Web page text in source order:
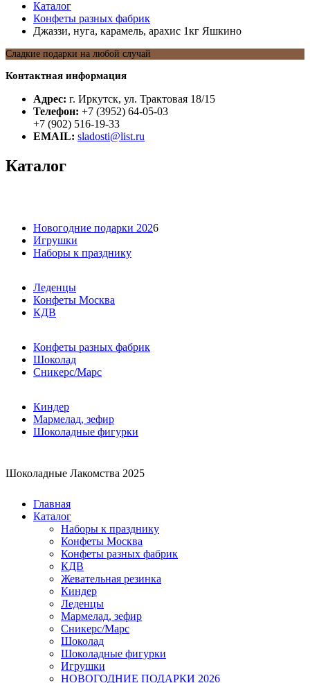
Каталог
Конфеты разных фабрик
Джаззи, нуга, карамель, арахис 1кг Яшкино
Сладкие подарки на любой случай
Контактная информация
Адрес: г. Иркутск, ул. Трактовая 18/15
Телефон: +7 (3952) 64-05-03
+7 (902) 516-19-33
EMAIL: sladosti@list.ru
Каталог
Новогодние подарки 2026
Игрушки
Наборы к празднику
Леденцы
Конфеты Москва
КДВ
Конфеты разных фабрик
Шоколад
Сникерс/Марс
Киндер
Мармелад, зефир
Шоколадные фигурки
Шоколадные Лакомства 2025
Главная
Каталог
Наборы к празднику
Конфеты Москва
Конфеты разных фабрик
КДВ
Жевательная резинка
Киндер
Леденцы
Мармелад, зефир
Сникерс/Марс
Шоколад
Шоколадные фигурки
Игрушки
НОВОГОДНИЕ ПОДАРКИ 2026